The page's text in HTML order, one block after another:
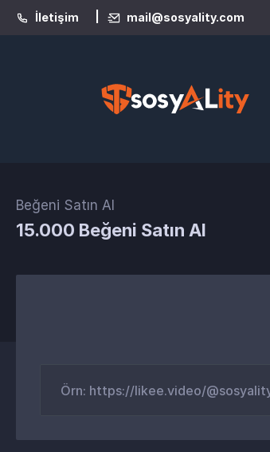
İletişim mail@sosyality.com
Beğeni Satın Al
15.000 Beğeni Satın Al